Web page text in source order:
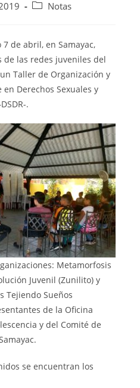
Notas
de abril, en Samayac,
de las redes juveniles del
Taller de Organización y
Derechos Sexuales y
.
Metamorfosis
Juvenil (Zunilito) y
Tejiendo Sueños
de la Oficina
y del Comité de
se encuentran los